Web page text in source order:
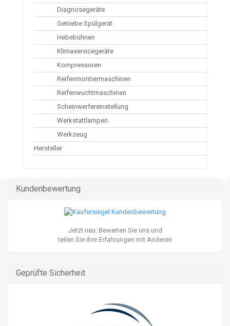
Diagnosegeräte
Getriebe Spülgerät
Hebebühnen
Klimaservicegeräte
Kompressoren
Reifenmontiermaschinen
Reifenwuchtmaschinen
Scheinwerfereinstellung
Werkstattlampen
Werkzeug
Hersteller
Kundenbewertung
Jetzt neu: Bewerten Sie uns und
teilen Sie ihre Erfahrungen mit Anderen
Geprüfte Sicherheit